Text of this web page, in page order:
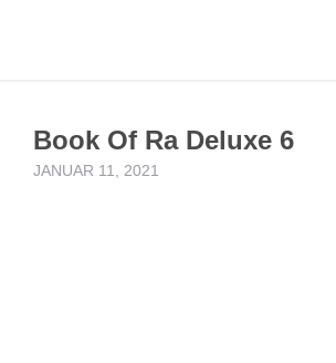
Book Of Ra Deluxe 6
JANUAR 11, 2021